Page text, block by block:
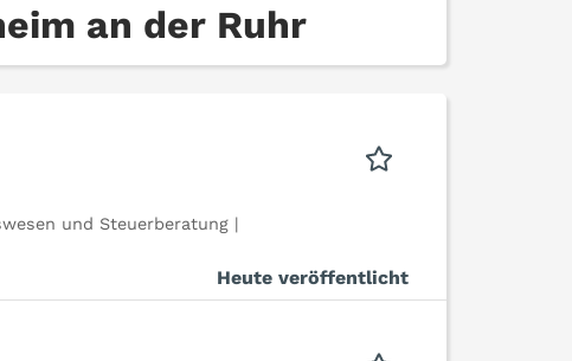
an der Ruhr
und Steuerberatung |
Heute veröffentlicht